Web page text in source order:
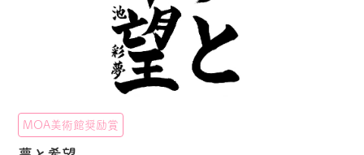
MOA美術館奨励賞